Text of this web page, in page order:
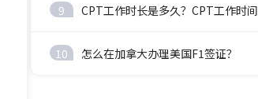
9 CPT工作时长是多久？CPT工作时间
10 怎么在加拿大办理美国F1签证？